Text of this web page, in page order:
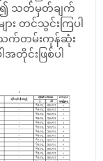
သတ်မှတ်ချက်
း တင်သွင်းကြပါ
သက်တမ်းကုန်ဆုံး
တိုင်းဖြစ်ပါ